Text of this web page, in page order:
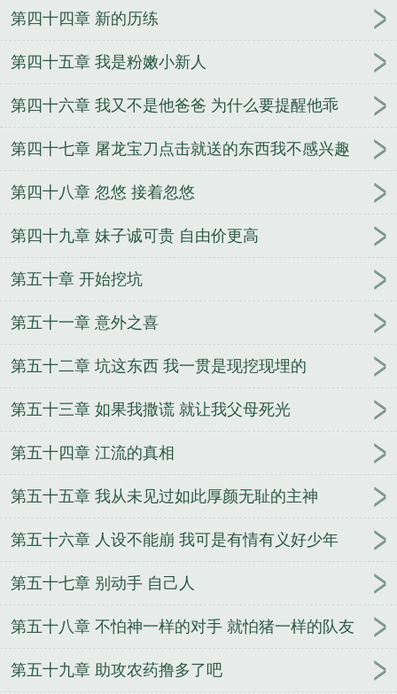
第四十四章 新的历练
第四十五章 我是粉嫩小新人
第四十六章 我又不是他爸爸 为什么要提醒他乖
第四十七章 屠龙宝刀点击就送的东西我不感兴趣
第四十八章 忽悠 接着忽悠
第四十九章 妹子诚可贵 自由价更高
第五十章 开始挖坑
第五十一章 意外之喜
第五十二章 坑这东西 我一贯是现挖现埋的
第五十三章 如果我撒谎 就让我父母死光
第五十四章 江流的真相
第五十五章 我从未见过如此厚颜无耻的主神
第五十六章 人设不能崩 我可是有情有义好少年
第五十七章 别动手 自己人
第五十八章 不怕神一样的对手 就怕猪一样的队友
第五十九章 助攻农药撸多了吧